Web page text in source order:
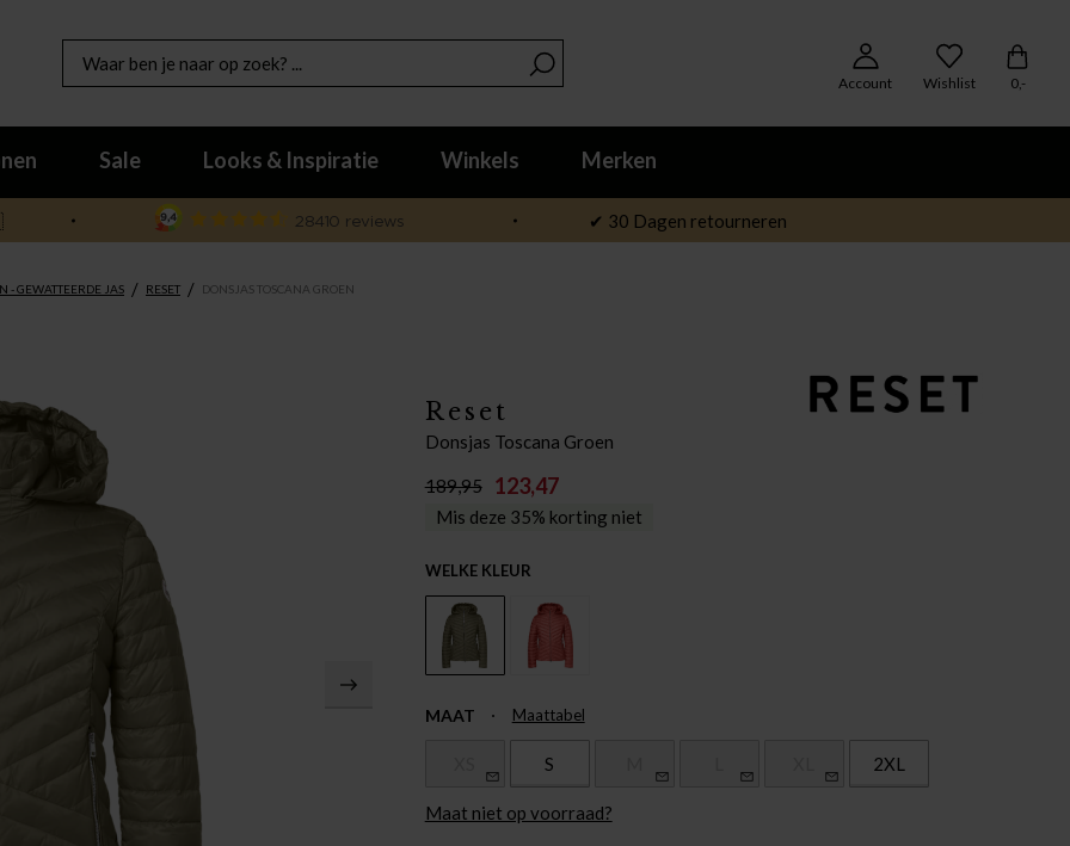
Account Wishlist 0,-
Sale Looks & Inspiratie Winkels Merken
✔ 30 Dagen retourneren
- GEWATTEERDE JAS / RESET / DONSJAS TOSCANA GROEN
Reset
Donsjas Toscana Groen
189,95 123,47
Mis deze 35% korting niet
WELKE KLEUR
MAAT Maattabel
S 2XL
Maat niet op voorraad?